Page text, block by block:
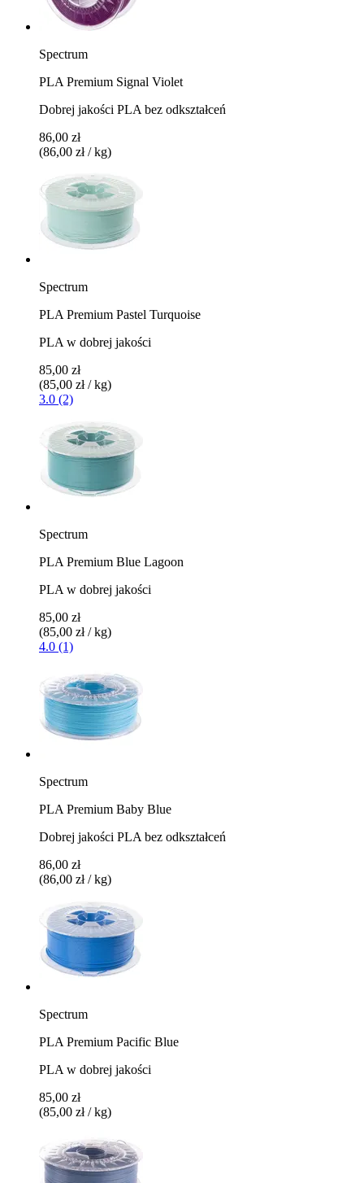
Spectrum
PLA Premium Signal Violet
Dobrej jakości PLA bez odkształceń
86,00 zł
(86,00 zł / kg)
Spectrum
PLA Premium Pastel Turquoise
PLA w dobrej jakości
85,00 zł
(85,00 zł / kg)
3.0 (2)
Spectrum
PLA Premium Blue Lagoon
PLA w dobrej jakości
85,00 zł
(85,00 zł / kg)
4.0 (1)
Spectrum
PLA Premium Baby Blue
Dobrej jakości PLA bez odkształceń
86,00 zł
(86,00 zł / kg)
Spectrum
PLA Premium Pacific Blue
PLA w dobrej jakości
85,00 zł
(85,00 zł / kg)